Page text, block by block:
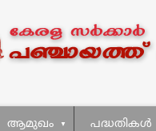
ആമുഖം പദ്ധതികള്‍